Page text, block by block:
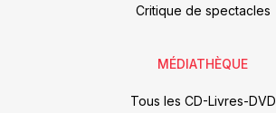
Critique de spectacles
MÉDIATHÈQUE
Tous les CD-Livres-DVD